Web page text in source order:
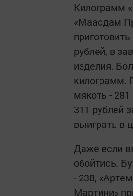
Килограмм
«Маасдам
рублей, в
изделия.
килограмм.
мякоть -
311 рублей
выиграть в
Даже если
обойтись.
- 238,
Мартини»